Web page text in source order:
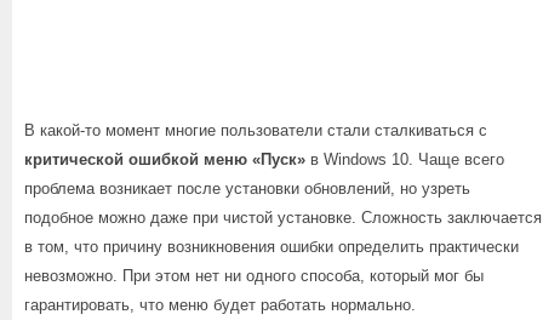
В какой-то момент многие пользователи стали сталкиваться с
критической ошибкой меню «Пуск» в Windows 10. Чаще всего
проблема возникает после установки обновлений, но узреть
подобное можно даже при чистой установке. Сложность заключается
в том, что причину возникновения ошибки определить практически
невозможно. При этом нет ни одного способа, который мог бы
гарантировать, что меню будет работать нормально.